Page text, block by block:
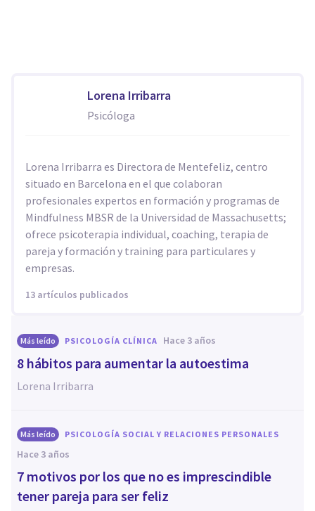
Lorena Irribarra
Psicóloga
Lorena Irribarra es Directora de Mentefeliz, centro
situado en Barcelona en el que colaboran
profesionales expertos en formación y programas de
Mindfulness MBSR de la Universidad de Massachusetts;
ofrece psicoterapia individual, coaching, terapia de
pareja y formación y training para particulares y
empresas.
13 artículos publicados
Más leído PSICOLOGÍA CLÍNICA hace 3 años
8 hábitos para aumentar la autoestima
Lorena Irribarra
Más leído PSICOLOGÍA SOCIAL Y RELACIONES PERSONALES
hace 3 años
7 motivos por los que no es imprescindible
tener pareja para ser feliz